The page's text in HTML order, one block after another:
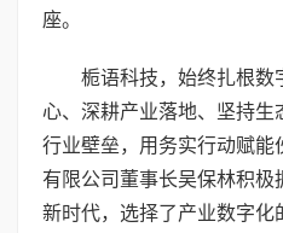
座。
栀语科技，始终扎根数
心、深耕产业落地、坚持生
行业壁垒，用务实行动赋能
有限公司董事长吴保林积极
新时代，选择了产业数字化